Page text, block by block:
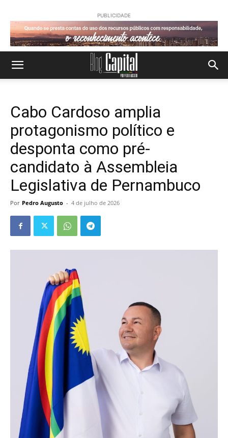
PUBLICIDADE
Cabo Cardoso amplia
protagonismo político e
desponta como pré-
candidato à Assembleia
Legislativa de Pernambuco
Por Pedro Augusto - 4 de julho de 2026